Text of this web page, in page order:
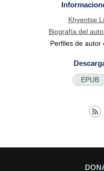
Khyentse
Biografía del
Perfiles de autor
EPUB